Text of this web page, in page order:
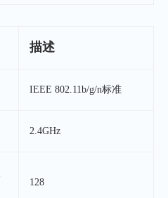
描述
IEEE 802.11b/g/n标准
2.4GHz
128